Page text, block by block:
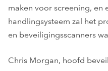
maken voor screening, en
handlingsysteem zal het
en beveiligingsscanners
Chris Morgan, hoofd